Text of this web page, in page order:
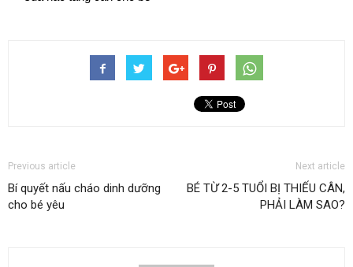
Previous article
Bí quyết nấu cháo dinh dưỡng
cho bé yêu
Next article
BÉ TỪ 2-5 TUỔI BỊ THIẾU CÂN,
PHẢI LÀM SAO?